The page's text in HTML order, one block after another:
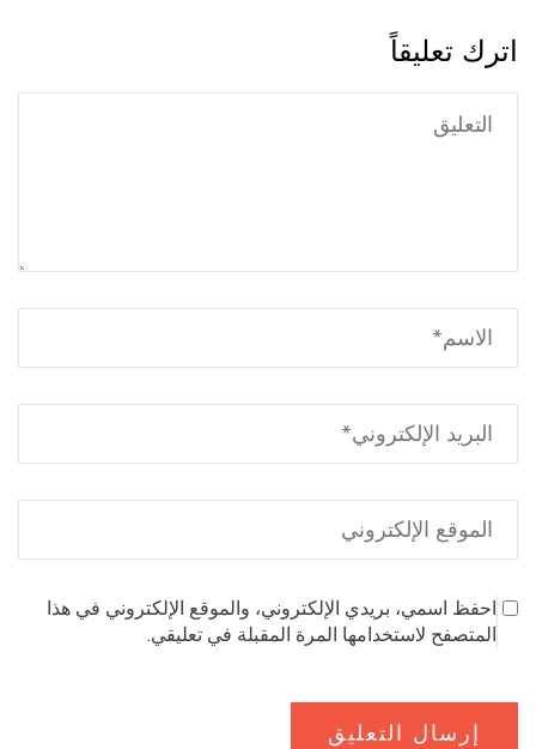
اترك تعليقاً
احفظ اسمي، بريدي الإلكتروني، والموقع الإلكتروني في هذا
المتصفح لاستخدامها المرة المقبلة في تعليقي.